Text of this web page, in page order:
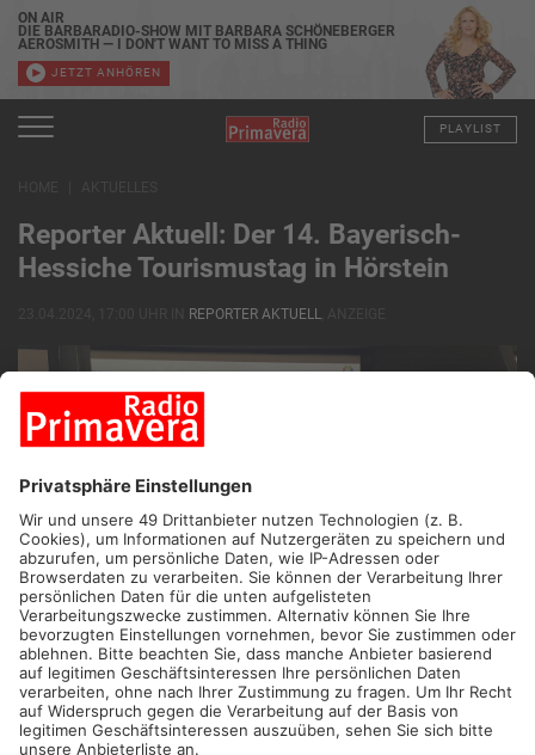
ON AIR
DIE BARBARADIO-SHOW MIT BARBARA SCHÖNEBERGER
AEROSMITH — I DON'T WANT TO MISS A THING
JETZT ANHÖREN
PLAYLIST
Reporter Aktuell: Der 14. Bayerisch-
Hessiche Tourismustag in Hörstein
REPORTER AKTUELL
ALZENAU-HÖRSTEIN.Am Nachmittag fand der 14. Bayerisch-
Hessische Tourismustag der IHK Aschaffenburg statt. Mit vor
Ort war auch Geschäftsführer der EURO 2024 GmbH Markus
Stenger von dem DFB. Ausgeführt wurde das Event in der
Fußball-Golf-Anlage "Flight". Bei der Veranstaltung durfte